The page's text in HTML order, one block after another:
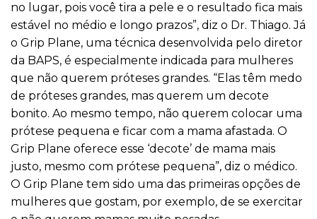
no lugar, pois você tira a pele e o resultado fica mais
estável no médio e longo prazos”, diz o Dr. Thiago. Já
o Grip Plane, uma técnica desenvolvida pelo diretor
da BAPS, é especialmente indicada para mulheres
que não querem próteses grandes. “Elas têm medo
de próteses grandes, mas querem um decote
bonito. Ao mesmo tempo, não querem colocar uma
prótese pequena e ficar com a mama afastada. O
Grip Plane oferece esse ‘decote’ de mama mais
justo, mesmo com prótese pequena”, diz o médico.
O Grip Plane tem sido uma das primeiras opções de
mulheres que gostam, por exemplo, de se exercitar